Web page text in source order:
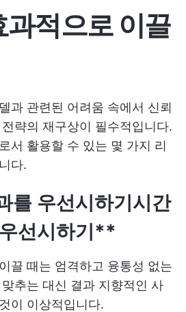
과적으로 이끌
과 관련된 어려움 속에서 신뢰
략의 재구상이 필수적입니다.
서 활용할 수 있는 몇 가지 리
다.
를 우선시하기시간
선시하기**
끌 때는 엄격하고 융통성 없는
추는 대신 결과 지향적인 사
이 이상적입니다.